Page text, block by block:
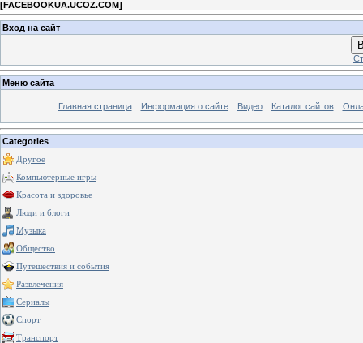
[FACEBOOKUA.UCOZ.COM]
Вход на сайт
Меню сайта
Главная страница Информация о сайте Видео Каталог сайтов
Categories
Другое
Компьютерные игры
Красота и здоровье
Люди и блоги
Музыка
Общество
Путешествия и события
Развлечения
Сериалы
Спорт
Транспорт